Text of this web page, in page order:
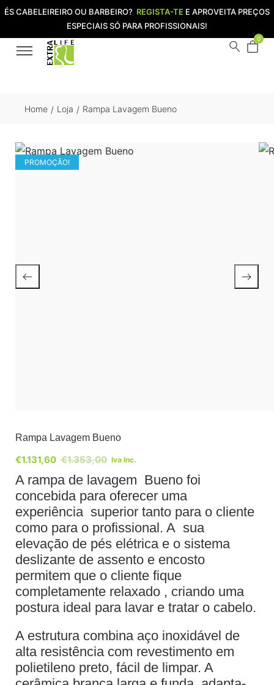
ÉS CABELEIREIRO OU BARBEIRO? REGISTA-TE E APROVEITA PREÇOS
ESPECIAIS SÓ PARA PROFISSIONAIS!
0
Home / Loja / Rampa Lavagem Bueno
PROMOÇÃO!
Rampa Lavagem Bueno
€1.353,00
€1.131,60 Iva Inc.
A rampa de lavagem Bueno foi
concebida para oferecer uma
experiência superior tanto para o cliente
como para o profissional. A sua
elevação de pés elétrica e o sistema
deslizante de assento e encosto
permitem que o cliente fique
completamente relaxado , criando uma
postura ideal para lavar e tratar o cabelo.
A estrutura combina aço inoxidável de
alta resistência com revestimento em
polietileno preto, fácil de limpar. A